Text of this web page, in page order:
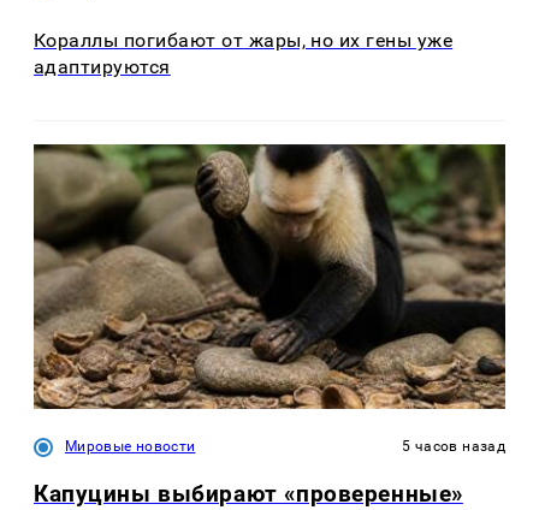
Кораллы погибают от жары, но их гены уже
адаптируются
Мировые новости 5 часов назад
Капуцины выбирают «проверенные»